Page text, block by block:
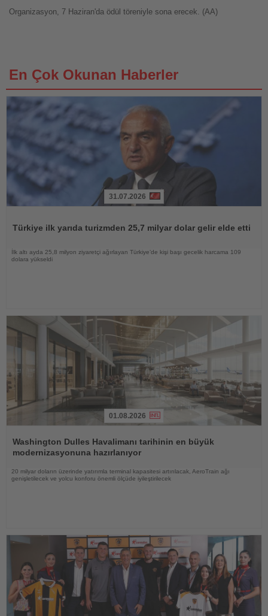
Organizasyon, 7 Haziran'da ödül töreniyle sona erecek. (AA)
En Çok Okunan Haberler
31.07.2026
Türkiye ilk yarıda turizmden 25,7 milyar dolar gelir elde etti
İlk altı ayda 25,8 milyon ziyaretçi ağırlayan Türkiye’de kişi başı gecelik harcama 109
dolara yükseldi
Oku
01.08.2026
Washington Dulles Havalimanı tarihinin en büyük
modernizasyonuna hazırlanıyor
20 milyar doların üzerinde yatırımla terminal kapasitesi artırılacak, AeroTrain ağı
genişletilecek ve yolcu konforu önemli ölçüde iyileştirilecek